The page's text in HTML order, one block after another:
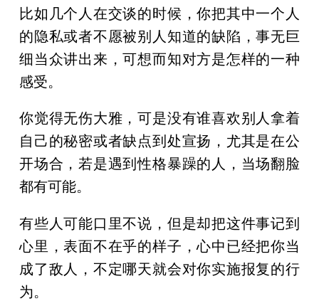
比如几个人在交谈的时候，你把其中一个人
的隐私或者不愿被别人知道的缺陷，事无巨
细当众讲出来，可想而知对方是怎样的一种
感受。
你觉得无伤大雅，可是没有谁喜欢别人拿着
自己的秘密或者缺点到处宣扬，尤其是在公
开场合，若是遇到性格暴躁的人，当场翻脸
都有可能。
有些人可能口里不说，但是却把这件事记到
心里，表面不在乎的样子，心中已经把你当
成了敌人，不定哪天就会对你实施报复的行
为。